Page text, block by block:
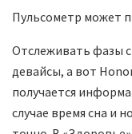
Пульсометр может
Отслеживать фазы
девайсы, а вот
получается
случае время сна и